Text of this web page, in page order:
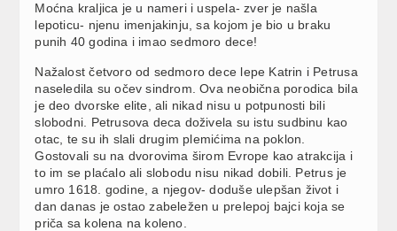
Moćna kraljica je u nameri i uspela- zver je našla
lepoticu- njenu imenjakinju, sa kojom je bio u braku
punih 40 godina i imao sedmoro dece!
Nažalost četvoro od sedmoro dece lepe Katrin i Petrusa
naseledila su očev sindrom. Ova neobična porodica bila
je deo dvorske elite, ali nikad nisu u potpunosti bili
slobodni. Petrusova deca doživela su istu sudbinu kao
otac, te su ih slali drugim plemićima na poklon.
Gostovali su na dvorovima širom Evrope kao atrakcija i
to im se plaćalo ali slobodu nisu nikad dobili. Petrus je
umro 1618. godine, a njegov- doduše ulepšan život i
dan danas je ostao zabeležen u prelepoj bajci koja se
priča sa kolena na koleno.